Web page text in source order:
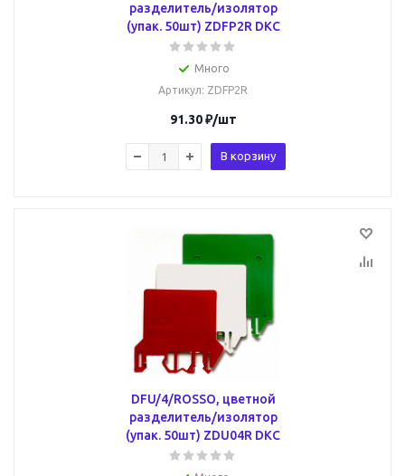
разделитель/изолятор
(упак. 50шт) ZDFP2R DKC
Много
Артикул: ZDFP2R
91.30₽/шт
В корзину
DFU/4/ROSSO, цветной
разделитель/изолятор
(упак. 50шт) ZDU04R DKC